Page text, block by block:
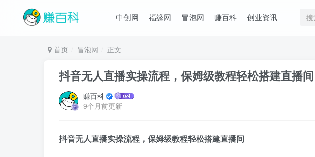
中创网 福缘网 冒泡网 赚百科 创业资讯
首页 冒泡网 正文
抖音无人直播实操流程，保姆级教程轻松搭建直播间
赚百科
9个月前更新
抖音无人直播实操流程 ，保姆级教程轻松搭建直播间